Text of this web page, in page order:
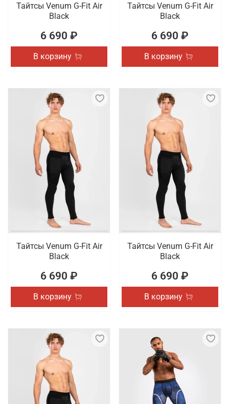
Тайтсы Venum G-Fit Air
Black
6 690 ₽
В корзину
Тайтсы Venum G-Fit Air
Black
6 690 ₽
В корзину
Тайтсы Venum G-Fit Air
Black
6 690 ₽
В корзину
Тайтсы Venum G-Fit Air
Black
6 690 ₽
В корзину